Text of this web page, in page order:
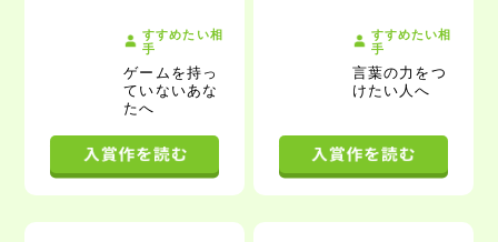
すすめたい相
手
ゲームを持っ
ていないあな
たへ
すすめたい相
手
言葉の力をつ
けたい人へ